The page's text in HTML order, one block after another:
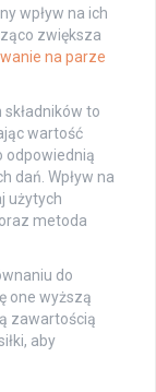
wpływ na ich
zwiększa
na parze
to
wartość
odpowiednią
dań. Wpływ na
użytych
metoda
do
one wyższą
zawartością
aby